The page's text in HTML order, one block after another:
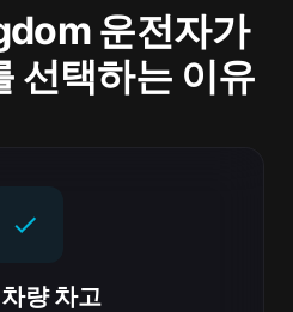
운전자가
선택하는 이유
량 차고